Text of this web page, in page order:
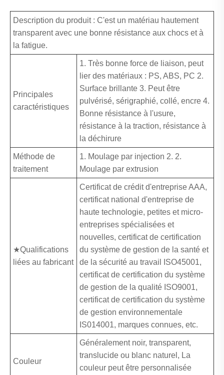
Description du produit : C'est un matériau hautement
transparent avec une bonne résistance aux chocs et à
la fatigue.
Principales
caractéristiques
1. Très bonne force de liaison, peut
lier des matériaux : PS, ABS, PC 2.
Surface brillante 3. Peut être
pulvérisé, sérigraphié, collé, encre 4.
Bonne résistance à l'usure,
résistance à la traction, résistance à
la déchirure
Méthode de
traitement
1. Moulage par injection 2. 2.
Moulage par extrusion
★Qualifications
liées au fabricant
Certificat de crédit d'entreprise AAA,
certificat national d'entreprise de
haute technologie, petites et micro-
entreprises spécialisées et
nouvelles, certificat de certification
du système de gestion de la santé et
de la sécurité au travail ISO45001,
certificat de certification du système
de gestion de la qualité ISO9001,
certificat de certification du système
de gestion environnementale
IS014001, marques connues, etc.
Couleur
Généralement noir, transparent,
translucide ou blanc naturel, La
couleur peut être personnalisée